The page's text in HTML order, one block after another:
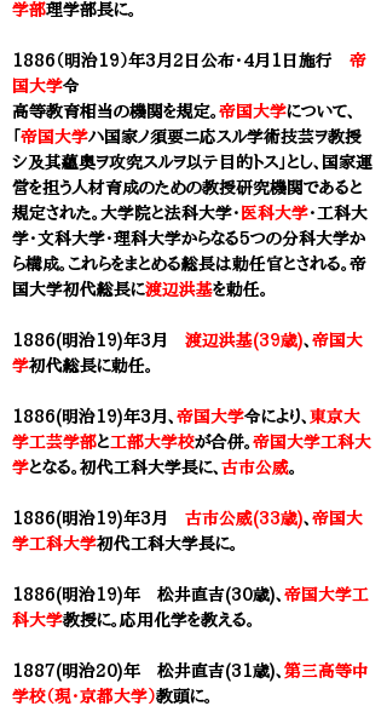
学部理学部長に。
1886（明治19）年3月2日公布・4月1日施行 帝
国大学令
高等教育相当の機関を規定。 帝国大学について、
「 帝国大学ハ国家ノ須要ニ応スル学術技芸ヲ教授
シ及其蘊奥ヲ攻究スルヲ以テ目的トス」とし、国家運
営を担う人材育成のための教授研究機関であると
規定された。大学院と法科大学・ 医科大学・工科大
学・文科大学・理科大学からなる5つの分科大学か
ら構成。これらをまとめる総長は勅任官とされる。帝
国大学初代総長に渡辺洪基を勅任。
1886(明治19)年3月 渡辺洪基(39歳)、 帝国大
学初代総長に勅任。
1886(明治19)年3月、 帝国大学令により、 東京大
学工芸学部と工部大学校が合併。 帝国大学工科大
学となる。初代工科大学長に、 古市公威。
1886(明治19)年3月 古市公威(33歳)、 帝国大
学工科大学初代工科大学長に。
1886(明治19)年 松井直吉(30歳)、 帝国大学工
科大学教授に。応用化学を教える。
1887(明治20)年 松井直吉(31歳)、 第三高等中
学校（現・京都大学）教頭に。